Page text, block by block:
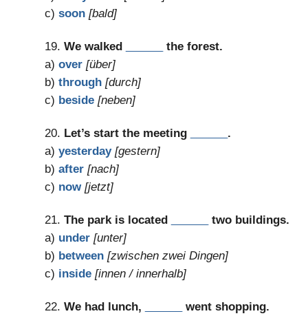
c) soon [bald]
19. We walked
the forest.
a) over [über]
b) through [durch]
c) beside [neben]
20. Let’s start the meeting
.
a) yesterday [gestern]
b) after [nach]
c) now [jetzt]
21. The park is located
two buildings.
a) under [unter]
b) between [zwischen zwei Dingen]
c) inside [innen / innerhalb]
22. We had lunch,
went shopping.